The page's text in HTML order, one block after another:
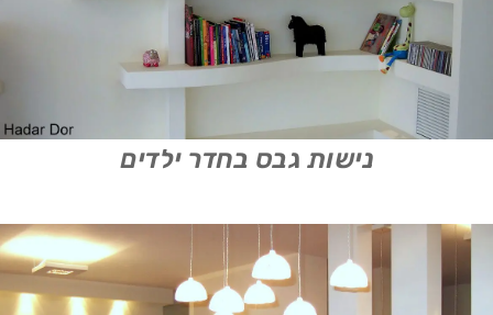
נישות גבס בחדר ילדים